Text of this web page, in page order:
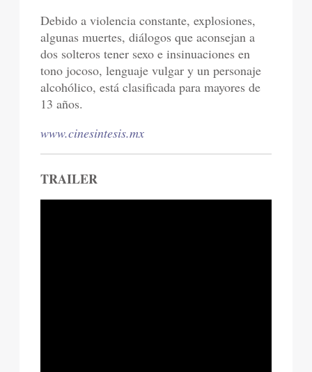
Debido a violencia constante, explosiones,
algunas muertes, diálogos que aconsejan a
dos solteros tener sexo e insinuaciones en
tono jocoso, lenguaje vulgar y un personaje
alcohólico, está clasificada para mayores de
13 años.
www.cinesintesis.mx
TRAILER